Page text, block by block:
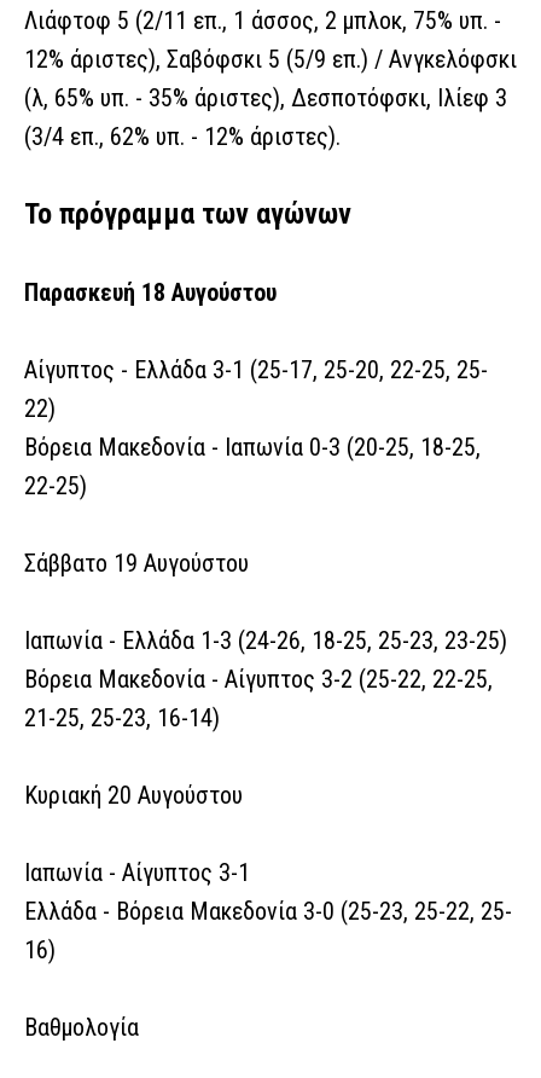
Λιάφτοφ 5 (2/11 επ., 1 άσσος, 2 μπλοκ, 75% υπ. -
12% άριστες), Σαβόφσκι 5 (5/9 επ.) / Ανγκελόφσκι
(λ, 65% υπ. - 35% άριστες), Δεσποτόφσκι, Ιλίεφ 3
(3/4 επ., 62% υπ. - 12% άριστες).
Το πρόγραμμα των αγώνων
Παρασκευή 18 Αυγούστου
Αίγυπτος - Ελλάδα 3-1 (25-17, 25-20, 22-25, 25-
22)
Βόρεια Μακεδονία - Ιαπωνία 0-3 (20-25, 18-25,
22-25)
Σάββατο 19 Αυγούστου
Ιαπωνία - Ελλάδα 1-3 (24-26, 18-25, 25-23, 23-25)
Βόρεια Μακεδονία - Αίγυπτος 3-2 (25-22, 22-25,
21-25, 25-23, 16-14)
Κυριακή 20 Αυγούστου
Ιαπωνία - Αίγυπτος 3-1
Ελλάδα - Βόρεια Μακεδονία 3-0 (25-23, 25-22, 25-
16)
Βαθμολογία